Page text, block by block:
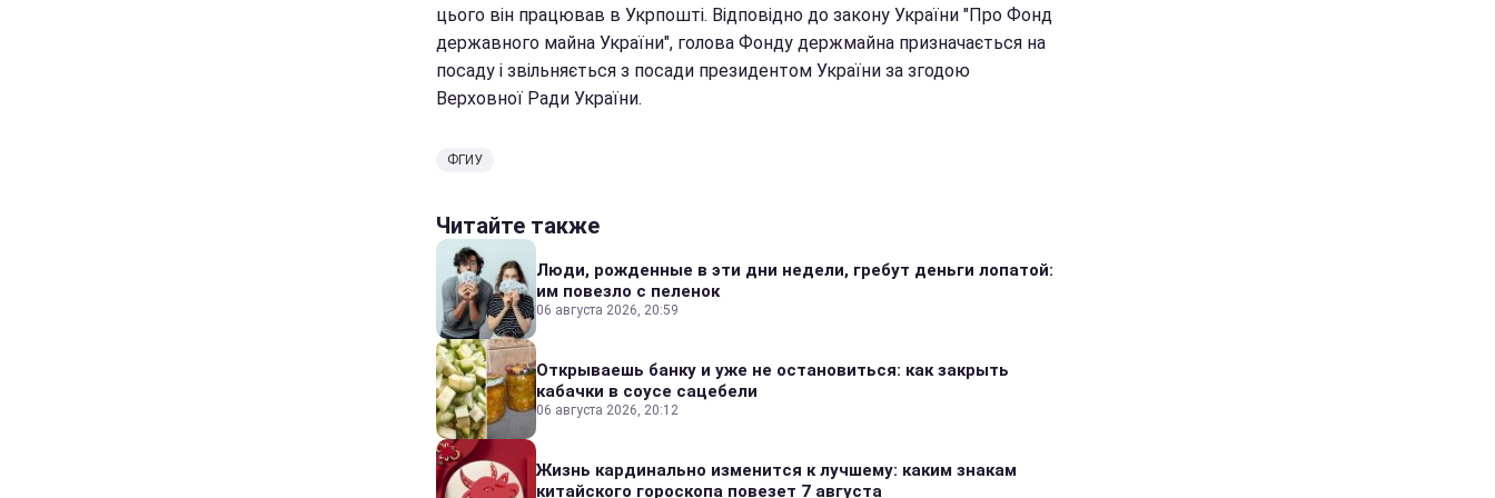
цього він працював в Укрпошті. Відповідно до закону України "Про Фонд
державного майна України", голова Фонду держмайна призначається на
посаду і звільняється з посади президентом України за згодою
Верховної Ради України.
ФГИУ
Читайте также
Люди, рожденные в эти дни недели, гребут деньги лопатой:
им повезло с пеленок
06 августа 2026, 20:59
Открываешь банку и уже не остановиться: как закрыть
кабачки в соусе сацебели
06 августа 2026, 20:12
Жизнь кардинально изменится к лучшему: каким знакам
китайского гороскопа повезет 7 августа